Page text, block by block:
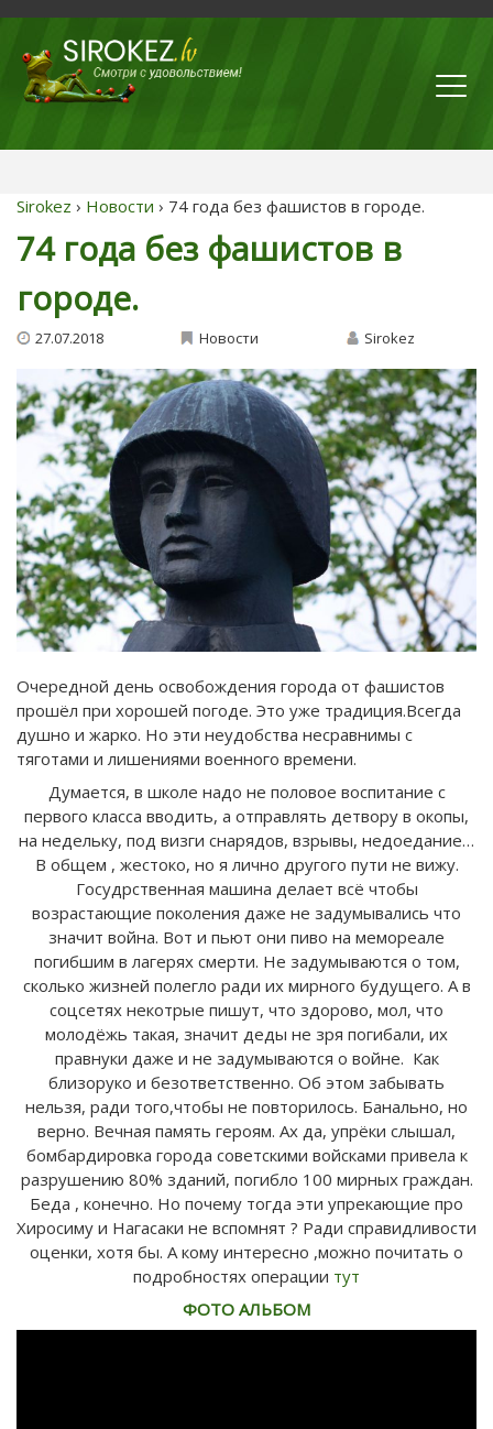
Sirokez › Новости › 74 года без фашистов в городе.
74 года без фашистов в
городе.
27.07.2018 Новости Sirokez
Очередной день освобождения города от фашистов
прошёл при хорошей погоде. Это уже традиция.Всегда
душно и жарко. Но эти неудобства несравнимы с
тяготами и лишениями военного времени.
Думается, в школе надо не половое воспитание с
первого класса вводить, а отправлять детвору в окопы,
на недельку, под визги снарядов, взрывы, недоедание…
В общем , жестоко, но я лично другого пути не вижу.
Госудрственная машина делает всё чтобы
возрастающие поколения даже не задумывались что
значит война. Вот и пьют они пиво на мемореале
погибшим в лагерях смерти. Не задумываются о том,
сколько жизней полегло ради их мирного будущего. А в
соцсетях некотрые пишут, что здорово, мол, что
молодёжь такая, значит деды не зря погибали, их
правнуки даже и не задумываются о войне. Как
близоруко и безответственно. Об этом забывать
нельзя, ради того,чтобы не повторилось. Банально, но
верно. Вечная память героям. Ах да, упрёки слышал,
бомбардировка города советскими войсками привела к
разрушению 80% зданий, погибло 100 мирных граждан.
Беда , конечно. Но почему тогда эти упрекающие про
Хиросиму и Нагасаки не вспомнят ? Ради справидливости
оценки, хотя бы. А кому интересно ,можно почитать о
подробностях операции тут
ФОТО АЛЬБОМ